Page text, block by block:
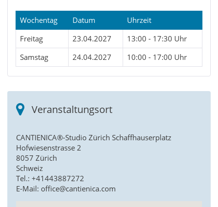
Wochentag Datum
Uhrzeit
Freitag
23.04.2027
13:00 - 17:30 Uhr
Samstag
24.04.2027 10:00 - 17:00 Uhr
Veranstaltungsort
CANTIENICA®-Studio Zürich Schaffhauserplatz
Hofwiesenstrasse 2
8057 Zürich
Schweiz
Tel.: +41443887272
E-Mail: office@cantienica.com